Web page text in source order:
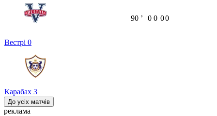
Вестрі 0
Карабах 3
90 ʼ 0 0 00
До усіх матчів
реклама